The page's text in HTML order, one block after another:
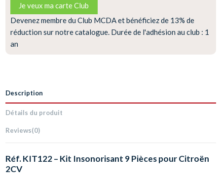
Je veux ma carte Club
Devenez membre du Club MCDA et bénéficiez de 13% de
réduction sur notre catalogue. Durée de l'adhésion au club : 1
an
Description
Détails du produit
Reviews(0)
Réf. KIT122 – Kit Insonorisant 9 Pièces pour Citroën
2CV